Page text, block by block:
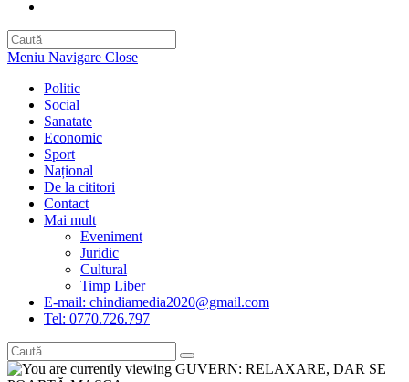
Meniu Navigare Close
Politic
Social
Sanatate
Economic
Sport
Național
De la cititori
Contact
Mai mult
Eveniment
Juridic
Cultural
Timp Liber
E-mail: chindiamedia2020@gmail.com
Tel: 0770.726.797